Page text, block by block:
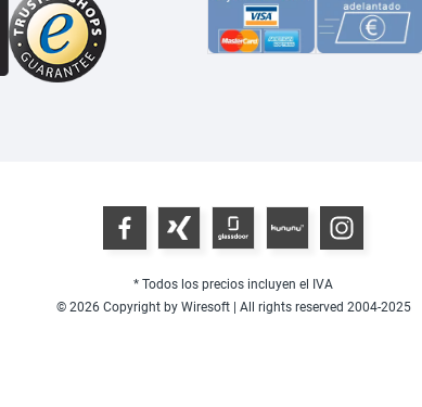
* Todos los precios incluyen el IVA
© 2026 Copyright by Wiresoft | All rights reserved 2004-2025